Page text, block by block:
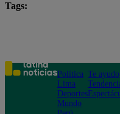
Tags:
Política
Lima
Deportes
Mundo
Te ayudo